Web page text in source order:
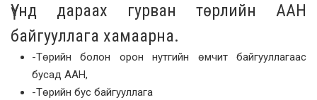
Үүнд дараах гурван төрлийн ААН
байгууллага хамаарна.
-Төрийн болон орон нутгийн өмчит байгууллагаас
бусад ААН,
-Төрийн бус байгууллага